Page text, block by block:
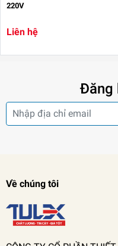
220V
Liên hệ
Đăng
Về chúng tôi